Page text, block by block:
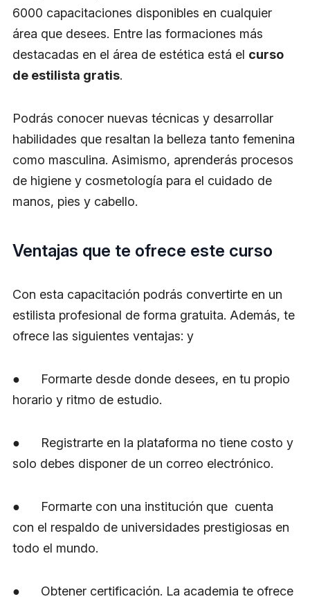
6000 capacitaciones disponibles en cualquier
área que desees. Entre las formaciones más
destacadas en el área de estética está el curso
de estilista gratis.
Podrás conocer nuevas técnicas y desarrollar
habilidades que resaltan la belleza tanto femenina
como masculina. Asimismo, aprenderás procesos
de higiene y cosmetología para el cuidado de
manos, pies y cabello.
Ventajas que te ofrece este curso
Con esta capacitación podrás convertirte en un
estilista profesional de forma gratuita. Además, te
ofrece las siguientes ventajas: y
● Formarte desde donde desees, en tu propio
horario y ritmo de estudio.
● Registrarte en la plataforma no tiene costo y
solo debes disponer de un correo electrónico.
● Formarte con una institución que cuenta
con el respaldo de universidades prestigiosas en
todo el mundo.
● Obtener certificación. La academia te ofrece